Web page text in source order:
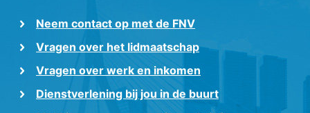
Neem contact op met de FNV
Vragen over het lidmaatschap
Vragen over werk en inkomen
Dienstverlening bij jou in de buurt